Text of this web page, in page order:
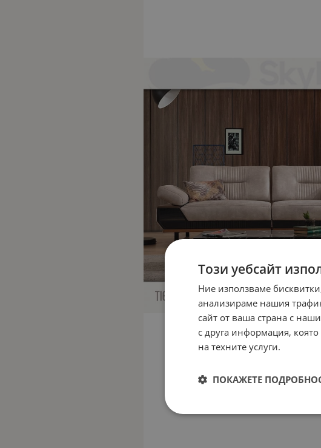
Този уебсайт
Ние използваме
анализираме нашия
сайт от ваша страна с
с друга информация,
на техните услуги.
ПОКАЖЕТЕ